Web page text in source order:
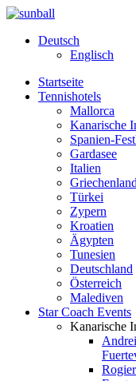
Deutsch
Englisch
Startseite
Tennishotels
Mallorca
Kanarische
Spanien-
Gardasee
Italien
Griechenland
Türkei
Zypern
Kroatien
Ägypten
Tunesien
Deutschland
Österreich
Malediven
Star Coach Events
Kanarische